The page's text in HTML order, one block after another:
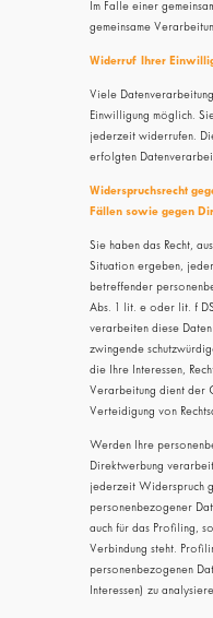
Im Falle einer
gemeinsame
Widerruf Ihrer
Viele
Einwilligung möglich.
jederzeit widerrufen.
erfolgten
Widerspruchsrecht
Fällen sowie gegen
Sie haben das Recht,
Situation ergeben,
betreffender
Abs. 1 lit. e oder lit. f
verarbeiten diese Daten
zwingende
die Ihre Interessen,
Verarbeitung dient der
Verteidigung von
Werden Ihre
Direktwerbung
jederzeit Widerspruch
personenbezogener
auch für das Profiling,
Verbindung steht.
personenbezogenen
Interessen) zu